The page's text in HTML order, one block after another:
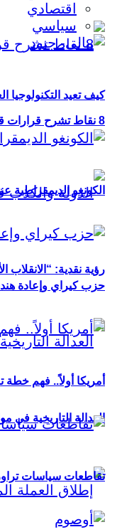
8 نقاط تشرح قرارات قمة كمبالا بشأن “بعثة أوصوم” في الصومال؟
رؤية نقدية: “الانقلاب
العدالة التاريخية في
اقتصادي
سياسي
كيف تعيد التكنولوجيا
الكونغو الديمقراطية
حزب كيراي وإعادة
أمريكا أولاً.. فهم خطة
تقاطعات سياسات